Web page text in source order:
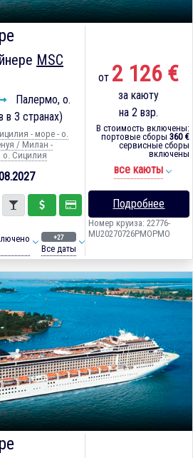
MSC
Палермо, о.
в 3 странах)
- море - о.
/ Милан -
о. Сицилия
+27
Все даты
от 2 126 €
за каюту
на 2 взр.
В стоимость включены:
портовые сборы 360 €
сервисные сборы
включены
все каюты
Подробнее
Номер круиза: 22776-
MU20270726PMOPMO